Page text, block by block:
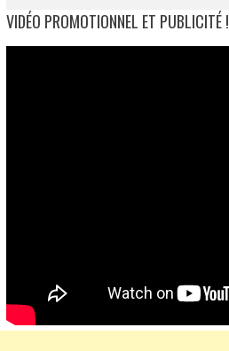
VIDÉO PROMOTIONNEL ET PUBLICITÉ !